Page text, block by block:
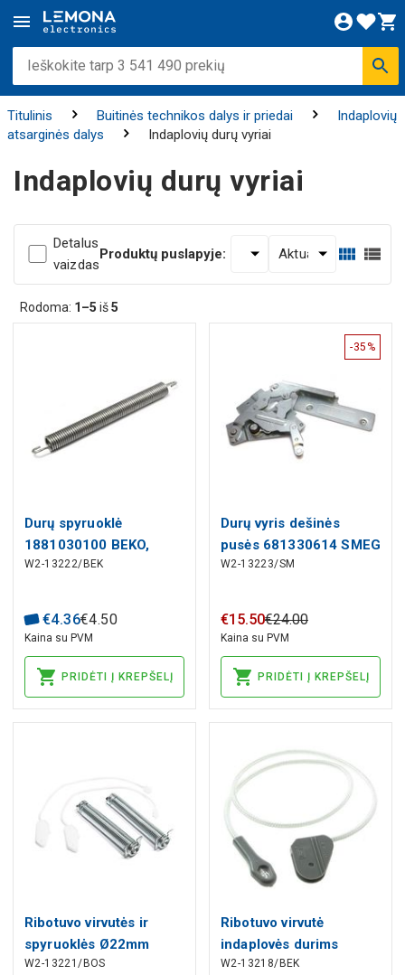
Titulinis Buitinės technikos dalys ir priedai
Indaplovių
atsarginės dalys
Indaplovių durų vyriai
Indaplovių durų vyriai
Detalus
vaizdas
Produktų puslapyje:
Rodoma: 1–5 iš5
Durų spyruoklė
1881030100 BEKO,
C00914011 INDESIT
W2-13222/BEK
€4.36€4.50
Kaina su PVM
PRIDĖTI Į KREPŠELĮ
-35%
Durų vyris dešinės
pusės 681330614 SMEG
indaplovei
W2-13223/SM
€15.50€24.00
Kaina su PVM
PRIDĖTI Į KREPŠELĮ
Ribotuvo virvutės ir
spyruoklės Ø22mm
626662, 754869
W2-13221/BOS
Ribotuvo virvutė
indaplovės durims
1881050100,
W2-13218/BEK